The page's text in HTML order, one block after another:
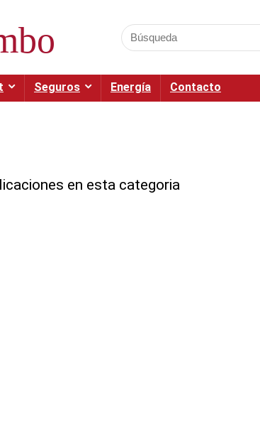
Seguros Energía Contacto
en esta categoria